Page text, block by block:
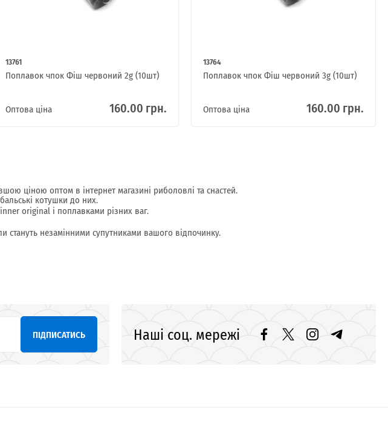
13761
Поплавок чпок Фіш червоний 2g (10шт)
Оптова ціна 160.00 грн.
13764
Поплавок чпок Фіш червоний 3g (10шт)
Оптова ціна 160.00 грн.
ціною оптом в інтернет магазині риболовлі та снастей.
котушки до них.
original і поплавками різних ваг.
стануть незамінними супутниками вашого відпочинку.
ПІДПИСАТИСЬ Наші соц. мережі